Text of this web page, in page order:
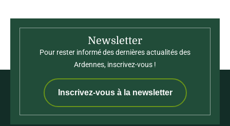
Newsletter
Pour rester informé des dernières actualités des
Ardennes, inscrivez-vous !
Inscrivez-vous à la newsletter